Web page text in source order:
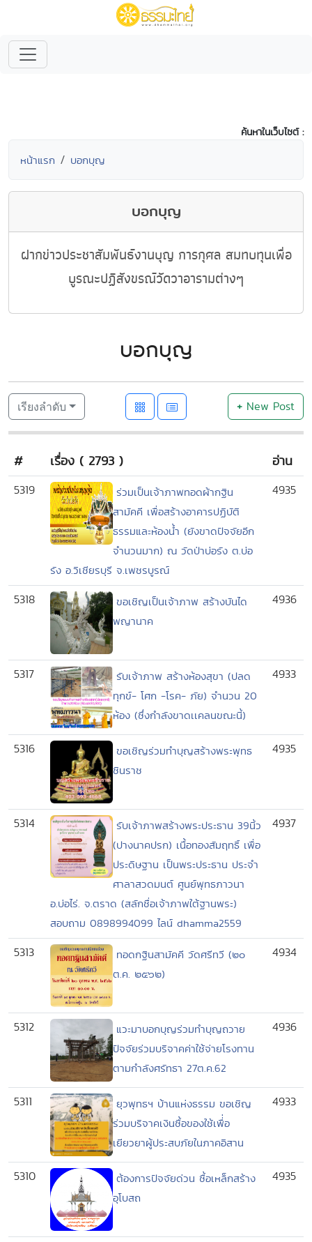
ค้นหาในเว็บไซต์ :
หน้าแรก บอกบุญ
บอกบุญ
ฝากข่าวประชาสัมพันธ์งานบุญ การกุศล สมทบทุนเพื่อ
บูรณะปฏิสังขรณ์วัดวาอารามต่างๆ
บอกบุญ
เรียงลำดับ +New Post
# เรื่อง ( 2793 ) อ่าน
5319
ร่วมเป็นเจ้าภาพทอดผ้ากฐิน
สามัคคี เพื่อสร้างอาคารปฏิบัติ
ธรรมและห้องน้ำ (ยังขาดปัจจัยอีก
จำนวนมาก) ณ วัดป่าบ่อรัง ต.บ่อ
รัง อ.วิเชียรบุรี จ.เพชรบูรณ์
4935
5318
ขอเชิญเป็นเจ้าภาพ สร้างบันได
พญานาค
4936
5317
รับเจ้าภาพ สร้างห้องสุขา (ปลด
ทุกข์- โศก -โรค- ภัย) จำนวน 20
ห้อง (ซึ่งกำลังขาดเเคลนขณะนี้)
4933
5316
ขอเชิญร่วมทำบุญสร้างพระพุทธ
ชินราช
4935
5314
รับเจ้าภาพสร้างพระประธาน 39นิ้ว
(ปางนาคปรก) เนื้อทองสัมฤทธิ์ เพื่อ
ประดิษฐาน เป็นพระประธาน ประจำ
ศาลาสวดมนต์ ศูนย์พุทธภาวนา
อ.บ่อไร่. จ.ตราด (สลักชื่อเจ้าภาพใต้ฐานพระ)
สอบถาม 0898994099 ไลน์ dhamma2559
4937
5313
ทอดกฐินสามัคคี วัดศรีทวี (๒๐
ต.ค. ๒๕๖๒)
4934
5312
แวะมาบอกบุญร่วมทำบุญถวาย
ปัจจัยร่วมบริจาคค่าใช้จ่ายโรงทาน
ตามกำลังศรัทธา 27ต.ค.62
4936
5311
ยุวพุทธฯ บ้านแห่งธรรม ขอเชิญ
ร่วมบริจาคเงินซื้อของใช้เพื่่อ
เยียวยาผู้ประสบภัยในภาคอิสาน
4933
5310
ต้องการปัจจัยด่วน ซื้อเหล็กสร้าง
อุโบสถ
4935